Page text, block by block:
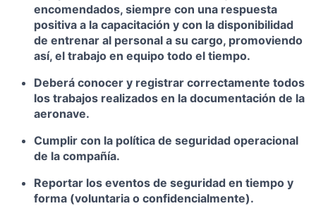
encomendados, siempre con una respuesta
positiva a la capacitación y con la disponibilidad
de entrenar al personal a su cargo, promoviendo
así, el trabajo en equipo todo el tiempo.
Deberá conocer y registrar correctamente todos
los trabajos realizados en la documentación de la
aeronave.
Cumplir con la política de seguridad operacional
de la compañía.
Reportar los eventos de seguridad en tiempo y
forma (voluntaria o confidencialmente).